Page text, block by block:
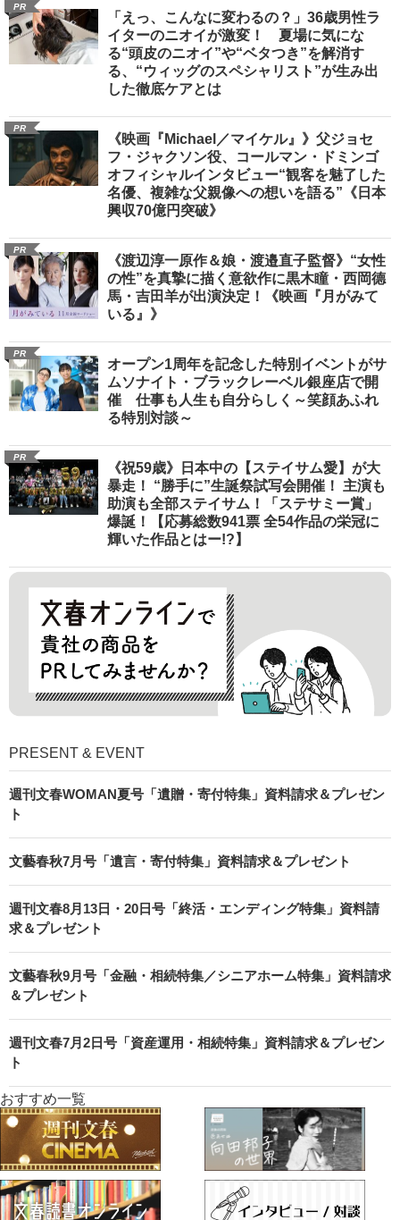
PR
「えっ、こんなに変わるの？」36歳男性ラ
イターのニオイが激変！ 夏場に気にな
る“頭皮のニオイ”や“ベタつき”を解消す
る、“ウィッグのスペシャリスト”が生み出
した徹底ケアとは
PR
《映画『Michael／マイケル』》父ジョセ
フ・ジャクソン役、コールマン・ドミンゴ
オフィシャルインタビュー“観客を魅了した
名優、複雑な父親像への想いを語る”《日本
興収70億円突破》
PR
《渡辺淳一原作＆娘・渡邉直子監督》“女性
の性”を真摯に描く意欲作に黒木瞳・西岡德
馬・吉田羊が出演決定！《映画『月がみて
いる』》
PR
オープン1周年を記念した特別イベントがサ
ムソナイト・ブラックレーベル銀座店で開
催 仕事も人生も自分らしく～笑顔あふれ
る特別対談～
PR
《祝59歳》日本中の【ステイサム愛】が大
暴走！ “勝手に”生誕祭試写会開催！ 主演も
助演も全部ステイサム！「ステサミー賞」
爆誕！【応募総数941票 全54作品の栄冠に
輝いた作品とはー!?】
PRESENT & EVENT
週刊文春WOMAN夏号「遺贈・寄付特集」資料請求＆プレゼン
ト
文藝春秋7月号「遺言・寄付特集」資料請求＆プレゼント
週刊文春8月13日・20日号「終活・エンディング特集」資料請
求＆プレゼント
文藝春秋9月号「金融・相続特集／シニアホーム特集」資料請求
＆プレゼント
週刊文春7月2日号「資産運用・相続特集」資料請求＆プレゼン
ト
おすすめ一覧